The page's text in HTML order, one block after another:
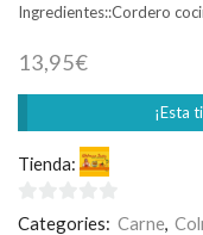
Ingredientes::Cordero
13,95€
¡Esta
Tienda:
0
Categories: Carne